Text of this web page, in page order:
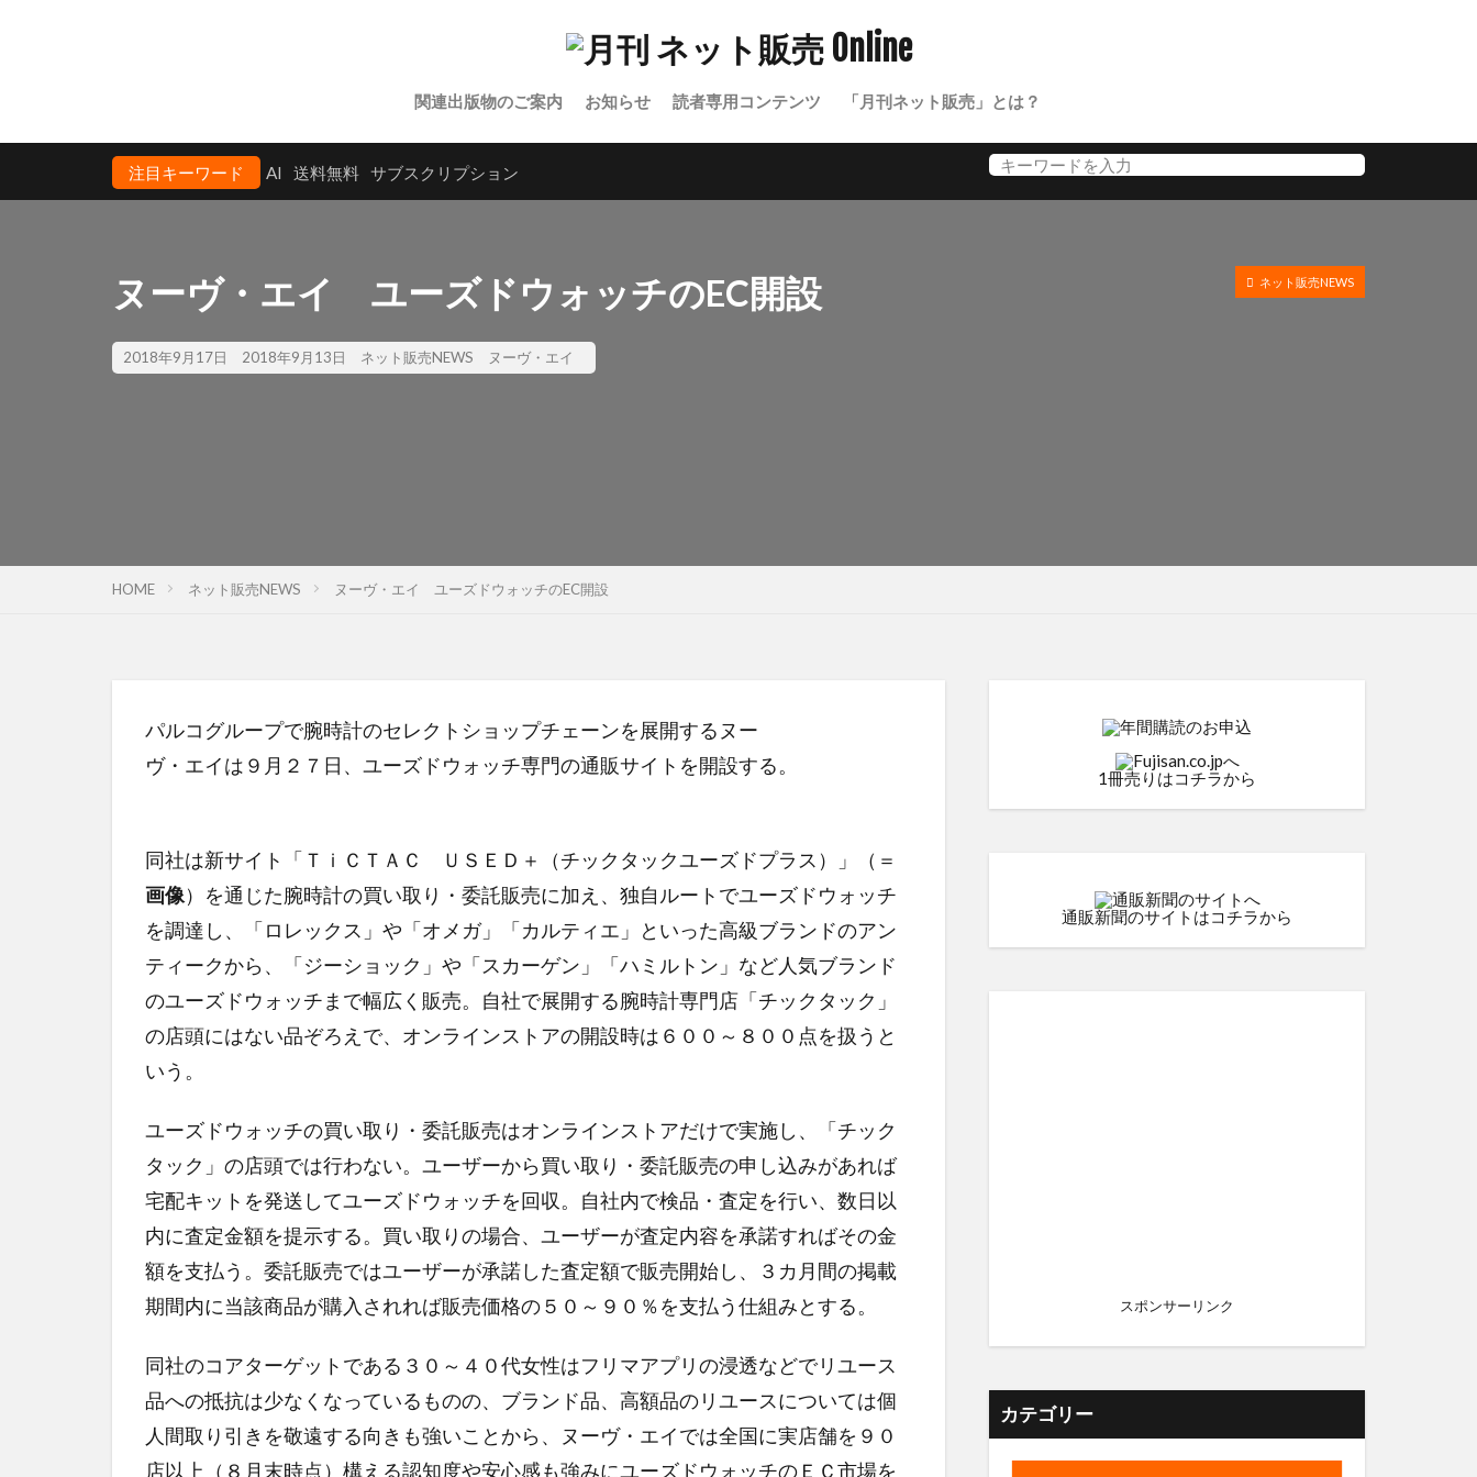
関連出版物のご案内 お知らせ 読者専用コンテンツ 「月刊ネット販売」とは？
注目キーワード AI 送料無料 サブスクリプション
ヌーヴ・エイ ユーズドウォッチのEC開設
2018年9月17日 2018年9月13日 ネット販売NEWS ヌーヴ・エイ
ネット販売NEWS
HOME ネット販売NEWS ヌーヴ・エイ ユーズドウォッチのEC開設
パルコグループで腕時計のセレクトショップチェーンを展開するヌー
ヴ・エイは９月２７日、ユーズドウォッチ専門の通販サイトを開設する。
同社は新サイト「ＴｉＣＴＡＣ ＵＳＥＤ＋（チックタックユーズドプラス）」（＝
画像）を通じた腕時計の買い取り・委託販売に加え、独自ルートでユーズドウォッチ
を調達し、「ロレックス」や「オメガ」「カルティエ」といった高級ブランドのアン
ティークから、「ジーショック」や「スカーゲン」「ハミルトン」など人気ブランド
のユーズドウォッチまで幅広く販売。自社で展開する腕時計専門店「チックタック」
の店頭にはない品ぞろえで、オンラインストアの開設時は６００～８００点を扱うと
いう。
ユーズドウォッチの買い取り・委託販売はオンラインストアだけで実施し、「チック
タック」の店頭では行わない。ユーザーから買い取り・委託販売の申し込みがあれば
宅配キットを発送してユーズドウォッチを回収。自社内で検品・査定を行い、数日以
内に査定金額を提示する。買い取りの場合、ユーザーが査定内容を承諾すればその金
額を支払う。委託販売ではユーザーが承諾した査定額で販売開始し、３カ月間の掲載
期間内に当該商品が購入されれば販売価格の５０～９０％を支払う仕組みとする。
同社のコアターゲットである３０～４０代女性はフリマアプリの浸透などでリユース
品への抵抗は少なくなっているものの、ブランド品、高額品のリユースについては個
人間取り引きを敬遠する向きも強いことから、ヌーヴ・エイでは全国に実店舗を９０
店以上（８月末時点）構える認知度や安心感も強みにユーズドウォッチのＥＣ市場を
1冊売りはコチラから
通販新聞のサイトはコチラから
スポンサーリンク
カテゴリー